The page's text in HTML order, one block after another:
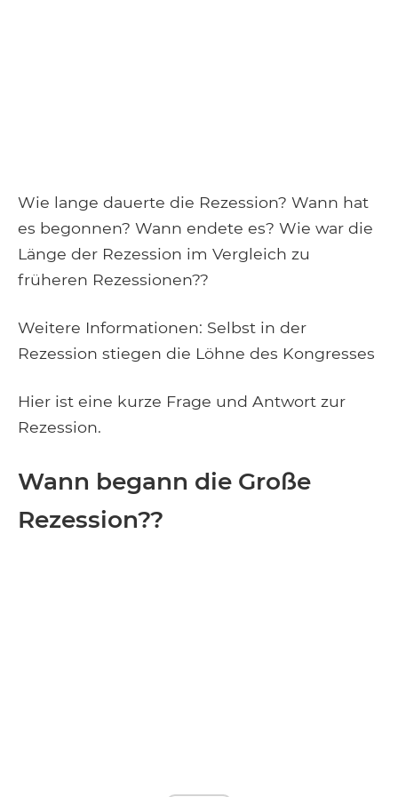
Wie lange dauerte die Rezession? Wann hat
es begonnen? Wann endete es? Wie war die
Länge der Rezession im Vergleich zu
früheren Rezessionen??
Weitere Informationen: Selbst in der
Rezession stiegen die Löhne des Kongresses
Hier ist eine kurze Frage und Antwort zur
Rezession.
Wann begann die Große
Rezession??